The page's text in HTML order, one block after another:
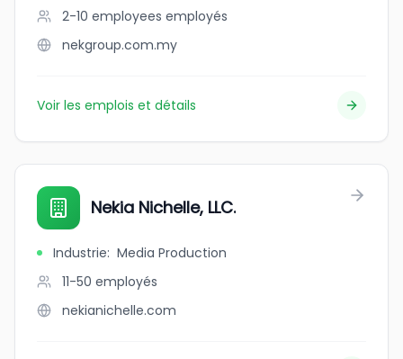
2-10 employees employés
nekgroup.com.my
Voir les emplois et détails
Nekia Nichelle, LLC.
Industrie: Media Production
11-50 employés
nekianichelle.com